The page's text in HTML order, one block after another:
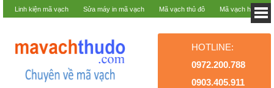
Linh kiện mã vạch Sửa máy in mã vạch Mã vạch thủ đô Mã vạch hà nội
HOTLINE:
0972.200.788
0903.405.911